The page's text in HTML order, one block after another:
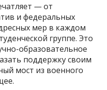
— от
и федеральных
мер в каждом
группе. Это
образовательное
поддержку своим
мост из военного